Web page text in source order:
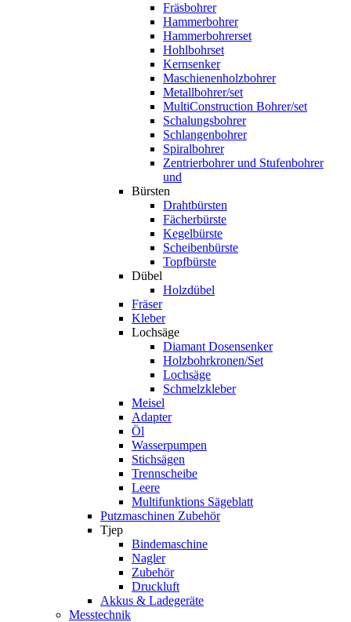
Fräsbohrer
Hammerbohrer
Hammerbohrerset
Hohlbohrset
Kernsenker
Maschienenholzbohrer
Metallbohrer/set
MultiConstruction Bohrer/set
Schalungsbohrer
Schlangenbohrer
Spiralbohrer
Zentrierbohrer und Stufenbohrer
und
Bürsten
Drahtbürsten
Fächerbürste
Kegelbürste
Scheibenbürste
Topfbürste
Dübel
Holzdübel
Fräser
Kleber
Lochsäge
Diamant Dosensenker
Holzbohrkronen/Set
Lochsäge
Schmelzkleber
Meisel
Adapter
Öl
Wasserpumpen
Stichsägen
Trennscheibe
Leere
Multifunktions Sägeblatt
Putzmaschinen Zubehör
Tjep
Bindemaschine
Nagler
Zubehör
Druckluft
Akkus & Ladegeräte
Messtechnik